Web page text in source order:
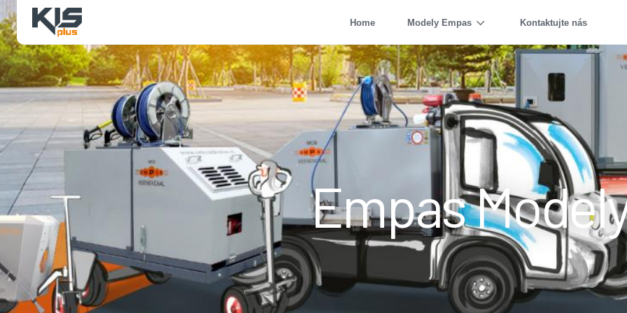
Home Modely Empas Kontaktujte nás
Empas